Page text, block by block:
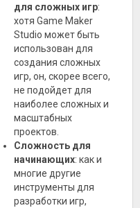
для сложных игр:
хотя Game Maker
Studio может быть
использован для
создания сложных
игр, он, скорее всего,
не подойдет для
наиболее сложных и
масштабных
проектов.
Сложность для
начинающих: как и
многие другие
инструменты для
разработки игр,